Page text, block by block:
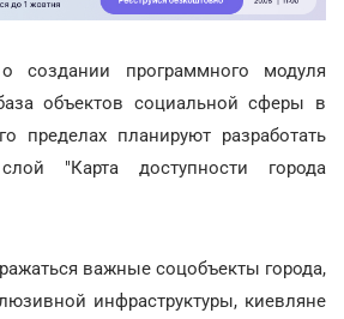
создании программного модуля
объектов социальной сферы в
пределах планируют разработать
"Карта доступности города
важные соцобъекты города,
инфраструктуры, киевляне